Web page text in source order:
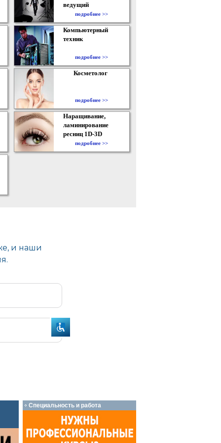
ведущий
подробнее >>
Компьютерный
техник
подробнее >>
Косметолог
подробнее >>
Наращивание,
ламинирование
ресниц 1D-3D
подробнее >>
Специальность и работа